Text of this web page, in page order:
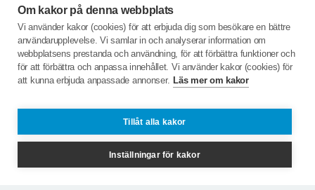
Om kakor på denna webbplats
Vi använder kakor (cookies) för att erbjuda dig som besökare en bättre
användarupplevelse. Vi samlar in och analyserar information om
webbplatsens prestanda och användning, för att förbättra funktioner och
för att förbättra och anpassa innehållet. Vi använder kakor (cookies) för
att kunna erbjuda anpassade annonser. Läs mer om kakor
Tillåt alla kakor
Inställningar för kakor
Trygghetsringning
Gårdsrådet
C/o:Skeppsgården
spfhabo.medlemsregistret@spant.se